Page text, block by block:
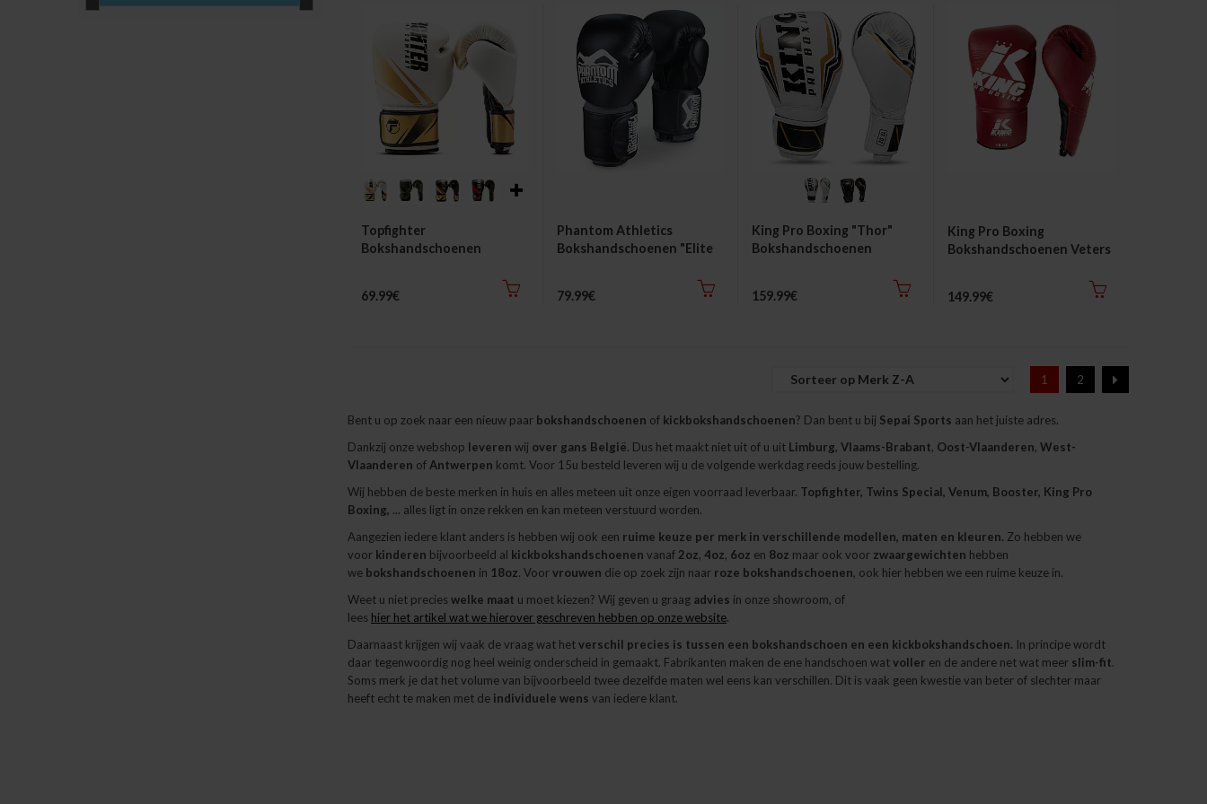
Topfighter
Bokshandschoenen
69.99€
Phantom Athletics
Bokshandschoenen "Elite
79.99€
King Pro Boxing "Thor"
Bokshandschoenen
159.99€
King Pro Boxing
Bokshandschoenen Veters
149.99€
1 2
Bent u op zoek naar een nieuw paar bokshandschoenen of kickbokshandschoenen? Dan bent u bij Sepai Sports aan het juiste adres.
Dankzij onze webshop leveren wij over gans België. Dus het maakt niet uit of u uit Limburg, Vlaams-Brabant, Oost-Vlaanderen, West-
Vlaanderen of Antwerpen komt. Voor 15u besteld leveren wij u de volgende werkdag reeds jouw bestelling.
Wij hebben de beste merken in huis en alles meteen uit onze eigen voorraad leverbaar. Topfighter, Twins Special, Venum, Booster, King Pro
Boxing, ... alles ligt in onze rekken en kan meteen verstuurd worden.
Aangezien iedere klant anders is hebben wij ook een ruime keuze per merk in verschillende modellen, maten en kleuren. Zo hebben we
voor kinderen bijvoorbeeld al kickbokshandschoenen vanaf 2oz, 4oz, 6oz en 8oz maar ook voor zwaargewichten hebben
we bokshandschoenen in 18oz. Voorvrouwen die op zoek zijn naar roze bokshandschoenen, ook hier hebben we een ruime keuze in.
Weet u niet precies welke maat u moet kiezen? Wij geven u graag advies in onze showroom, of
lees hier het artikel wat we hierover geschreven hebben op onze website.
Daarnaast krijgen wij vaak de vraag wat hetverschil precies is tussen een bokshandschoen en een kickbokshandschoen. In principe wordt
daar tegenwoordig nog heel weinig onderscheid in gemaakt. Fabrikanten maken de ene handschoen watvoller en de andere net wat meer slim-fit.
Soms merk je dat het volume van bijvoorbeeld twee dezelfde maten wel eens kan verschillen. Dit is vaak geen kwestie van beter of slechter maar
heeft echt te maken met de individuele wens van iedere klant.